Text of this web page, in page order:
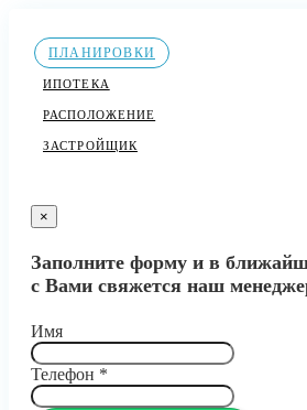
ПЛАНИРОВКИ
ИПОТЕКА
РАСПОЛОЖЕНИЕ
ЗАСТРОЙЩИК
×
Заполните форму и в
с Вами свяжется наш
Имя
Телефон *